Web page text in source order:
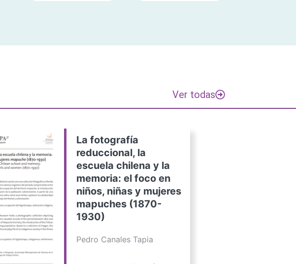
Ver todas
La fotografía
reduccional, la
escuela chilena y la
memoria: el foco en
niños, niñas y mujeres
mapuches (1870-
1930)
Pedro Canales Tapia